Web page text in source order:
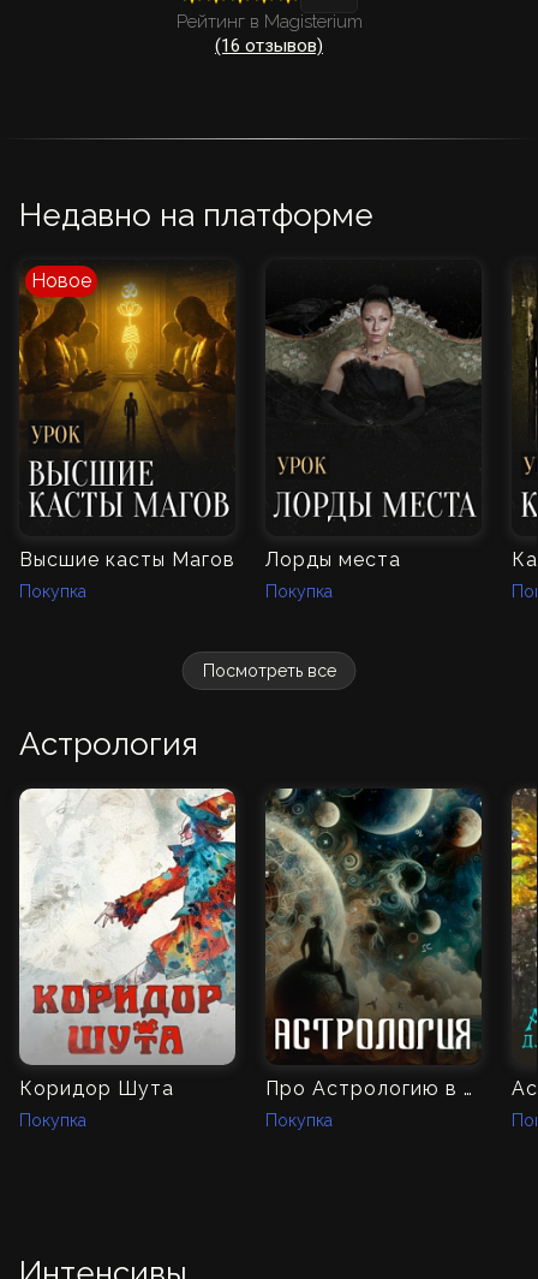
Рейтинг в Magisterium
(16 отзывов)
Недавно на платформе
Посмотреть все
Новое
Высшие касты Магов
Покупка
Лорды места
Покупка
Астрология
Коридор Шута
Покупка
Про Астрологию в MAGISTERIUM
Покупка